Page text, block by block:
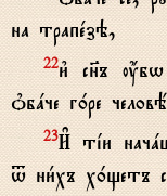
на трапeзэ,
22и3 сн7ъ
nбaче г0ре
23И# тjи
t ни1хъ х0щетъ